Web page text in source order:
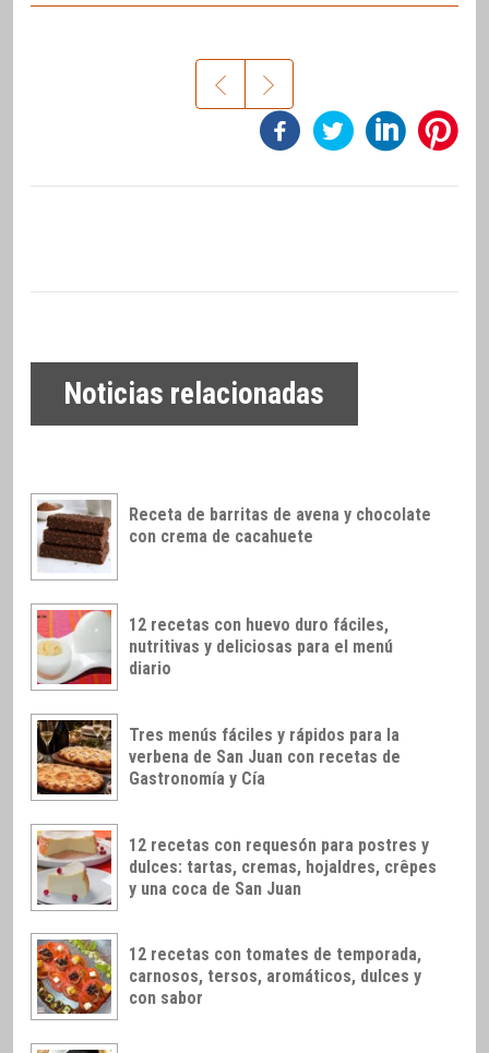
Noticias relacionadas
Receta de barritas de avena y chocolate
con crema de cacahuete
12 recetas con huevo duro fáciles,
nutritivas y deliciosas para el menú
diario
Tres menús fáciles y rápidos para la
verbena de San Juan con recetas de
Gastronomía y Cía
12 recetas con requesón para postres y
dulces: tartas, cremas, hojaldres, crêpes
y una coca de San Juan
12 recetas con tomates de temporada,
carnosos, tersos, aromáticos, dulces y
con sabor